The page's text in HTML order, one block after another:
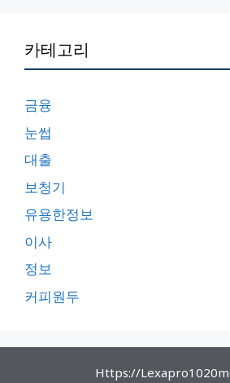
카테고리
금융
눈썹
대출
보청기
유용한정보
이사
정보
커피원두
Https://